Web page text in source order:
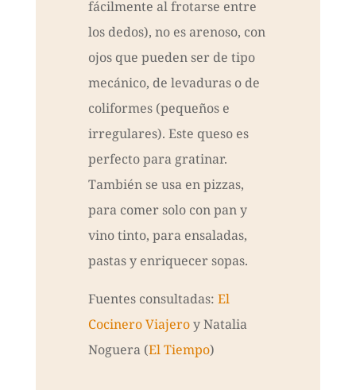
fácilmente al frotarse entre
los dedos), no es arenoso, con
ojos que pueden ser de tipo
mecánico, de levaduras o de
coliformes (pequeños e
irregulares). Este queso es
perfecto para gratinar.
También se usa en pizzas,
para comer solo con pan y
vino tinto, para ensaladas,
pastas y enriquecer sopas.
Fuentes consultadas: El
Cocinero Viajeroy Natalia
Noguera (El Tiempo)